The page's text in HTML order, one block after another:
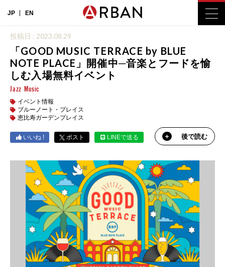
JP EN
投稿日 : 2023.08.29
「GOOD MUSIC TERRACE by BLUE
NOTE PLACE」開催中─音楽とフードを愉
しむ入場無料イベント
Jazz Music
イベント情報
ブルーノート・プレイス
恵比寿ガーデンプレイス
いいね ! ポスト LINEで送る 後で読む